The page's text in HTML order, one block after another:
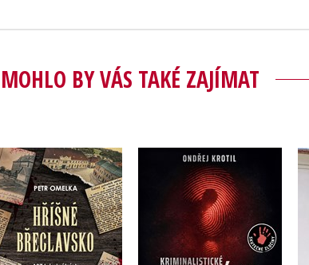
MOHLO BY VÁS TAKÉ ZAJÍMAT
Hříšné Břeclavsko
Petr Omelka
Kriminalistické
otazníky
Ondřej Krotil